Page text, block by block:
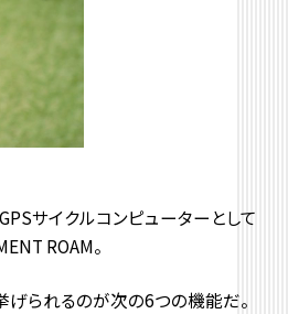
サイクルコンピューターとして
ROAM。
げられるのが次の6つの機能だ。